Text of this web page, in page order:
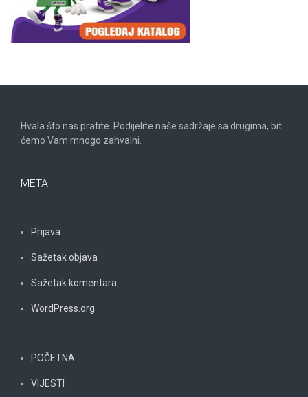
Hvala što nas pratite. Podijelite naše sadržaje sa drugima, bit
ćemo Vam mnogo zahvalni.
META
Prijava
Sažetak objava
Sažetak komentara
WordPress.org
POČETNA
VIJESTI